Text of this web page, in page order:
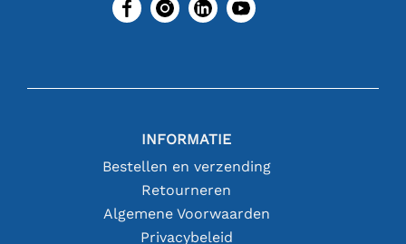
INFORMATIE
Bestellen en verzending
Retourneren
Algemene Voorwaarden
Privacybeleid